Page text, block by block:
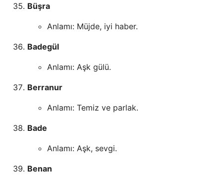
Büşra
Anlamı: Müjde, iyi haber.
Badegül
Anlamı: Aşk gülü.
Berranur
Anlamı: Temiz ve parlak.
Bade
Anlamı: Aşk, sevgi.
Benan